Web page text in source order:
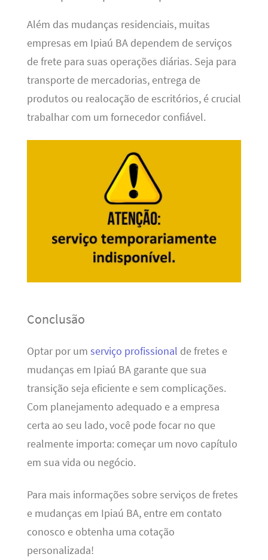
Além das mudanças residenciais, muitas
empresas em Ipiaú BA dependem de serviços
de frete para suas operações diárias. Seja para
transporte de mercadorias, entrega de
produtos ou realocação de escritórios, é crucial
trabalhar com um fornecedor confiável.
Conclusão
Optar por um serviço profissional de fretes e
mudanças em Ipiaú BA garante que sua
transição seja eficiente e sem complicações.
Com planejamento adequado e a empresa
certa ao seu lado, você pode focar no que
realmente importa: começar um novo capítulo
em sua vida ou negócio.
Para mais informações sobre serviços de fretes
e mudanças em Ipiaú BA, entre em contato
conosco e obtenha uma cotação
personalizada!